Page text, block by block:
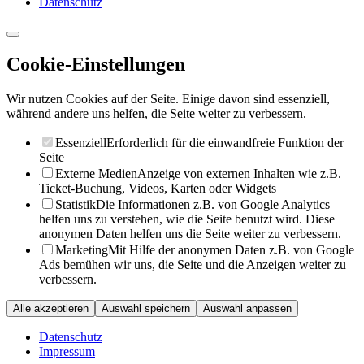
Cookie-Einstellungen
Wir nutzen Cookies auf der Seite. Einige davon sind essenziell,
während andere uns helfen, die Seite weiter zu verbessern.
EssenziellErforderlich für die einwandfreie Funktion der
Seite
Externe MedienAnzeige von externen Inhalten wie z.B.
Ticket-Buchung, Videos, Karten oder Widgets
StatistikDie Informationen z.B. von Google Analytics
helfen uns zu verstehen, wie die Seite benutzt wird. Diese
anonymen Daten helfen uns die Seite weiter zu verbessern.
MarketingMit Hilfe der anonymen Daten z.B. von Google
Ads bemühen wir uns, die Seite und die Anzeigen weiter zu
verbessern.
Alle akzeptieren Auswahl speichern Auswahl anpassen
Datenschutz
Impressum